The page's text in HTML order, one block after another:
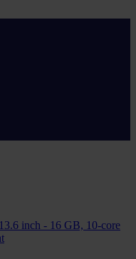
inch - 16 GB, 10-core